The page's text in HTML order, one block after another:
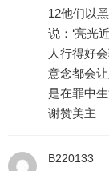
12他们以
说：‘亮光
人行得好
意念都会
是在罪中
谢赞美主
B220133